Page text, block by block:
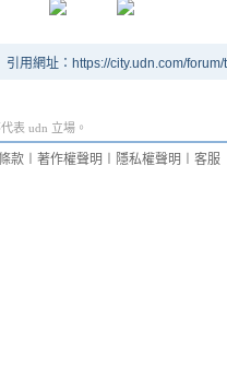
引用網址：https://city.udn.com/
表 udn 立場。
款 著作權聲明 隱私權聲明 客服